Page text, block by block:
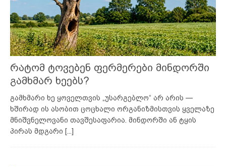
რატომ ტოვებენ ფერმერები მინდორში
გამხმარ ხეებს?
გამხმარი ხე ყოველთვის „უსარგებლო“ არ არის —
ხშირად ის ასობით ცოცხალი ორგანიზმისთვის ყველაზე
მნიშვნელოვანი თავშესაფარია. მინდორში ან ტყის
პირას მდგარი [...]